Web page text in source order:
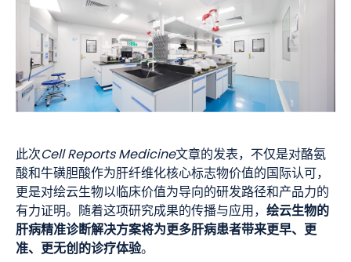
此次Cell Reports Medicine文章的发表，不仅是对酪氨
酸和牛磺胆酸作为肝纤维化核心标志物价值的国际认可，
更是对绘云生物以临床价值为导向的研发路径和产品力的
有力证明。随着这项研究成果的传播与应用， 绘云生物的
肝病精准诊断解决方案将为更多肝病患者带来更早、更
准、更无创的诊疗体验。